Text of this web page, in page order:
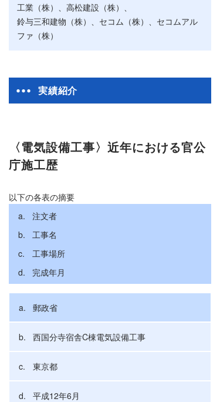
工業（株）、高松建設（株）、
鈴与三和建物（株）、セコム（株）、セコムアル
ファ（株）
実績紹介
〈電気設備工事〉近年における官公
庁施工歴
注文者
工事名
工事場所
完成年月
郵政省
西国分寺宿舎C棟電気設備工事
東京都
平成12年6月